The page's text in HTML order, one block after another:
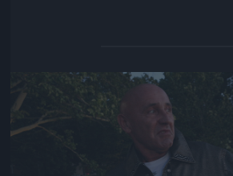
Jön még kép!